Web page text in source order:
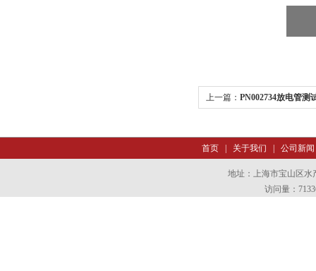
上一篇： PN002734放电管测
首页| 关于我们 公司新闻
地址：上海市宝山区水
访问量：